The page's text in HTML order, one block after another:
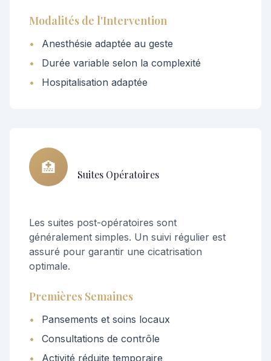
Modalités de l'Intervention
•
Anesthésie adaptée au geste
•
Durée variable selon la complexité
•
Hospitalisation adaptée
🏥 Suites Opératoires
Les suites post-opératoires sont
généralement simples. Un suivi régulier est
assuré pour garantir une cicatrisation
optimale.
Premières Semaines
•
Pansements et soins locaux
•
Consultations de contrôle
•
Activité réduite temporaire